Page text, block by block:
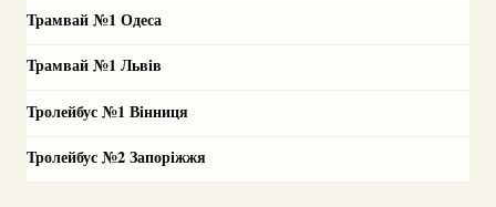
Трамвай №1 Одеса
Трамвай №1 Львів
Тролейбус №1 Вінниця
Тролейбус №2 Запоріжжя